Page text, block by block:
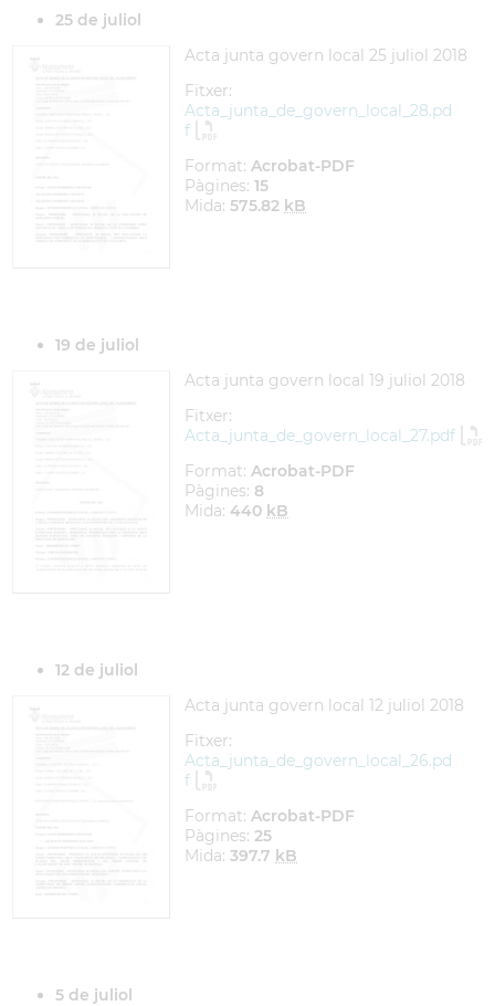
25 de juliol
Acta junta govern local 25 juliol 2018
Fitxer:
Acta_junta_de_govern_local_28.pd
f
Format: Acrobat-PDF
Pàgines: 15
Mida: 575.82 kB
19 de juliol
Acta junta govern local 19 juliol 2018
Fitxer:
Acta_junta_de_govern_local_27.pdf
Format: Acrobat-PDF
Pàgines: 8
Mida: 440 kB
12 de juliol
Acta junta govern local 12 juliol 2018
Fitxer:
Acta_junta_de_govern_local_26.pd
f
Format: Acrobat-PDF
Pàgines: 25
Mida: 397.7 kB
5 de juliol